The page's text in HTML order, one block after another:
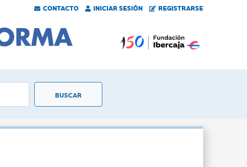
CONTACTO INICIAR SESIÓN REGISTRARSE